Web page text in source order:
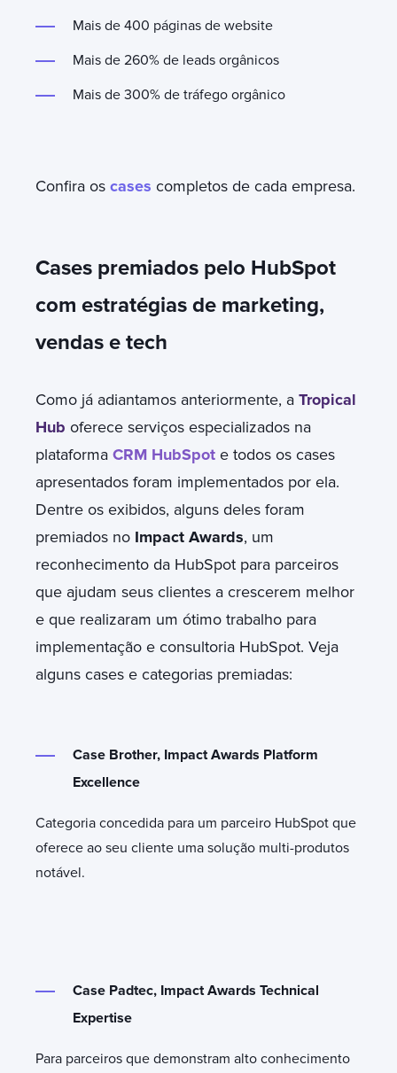
Mais de 400 páginas de website
Mais de 260% de leads orgânicos
Mais de 300% de tráfego orgânico
Confira os cases completos de cada empresa.
Cases premiados pelo HubSpot
com estratégias de marketing,
vendas e tech
Como já adiantamos anteriormente, a Tropical
Hub oferece serviços especializados na
plataforma CRM HubSpot e todos os cases
apresentados foram implementados por ela.
Dentre os exibidos, alguns deles foram
premiados no Impact Awards, um
reconhecimento da HubSpot para parceiros
que ajudam seus clientes a crescerem melhor
e que realizaram um ótimo trabalho para
implementação e consultoria HubSpot. Veja
alguns cases e categorias premiadas:
Case Brother, Impact Awards Platform
Excellence
Categoria concedida para um parceiro HubSpot que
oferece ao seu cliente uma solução multi-produtos
notável.
Case Padtec, Impact Awards Technical
Expertise
Para parceiros que demonstram alto conhecimento